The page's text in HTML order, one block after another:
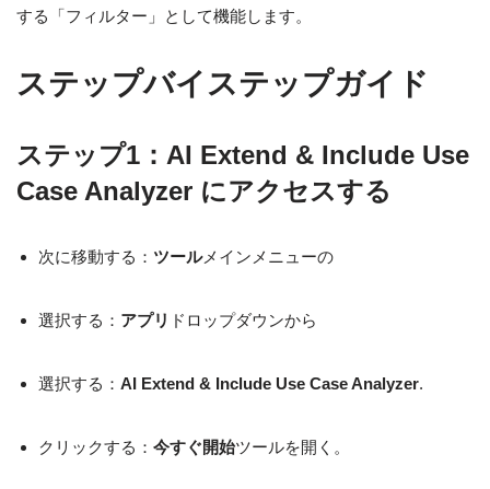
する「フィルター」として機能します。
ステップバイステップガイド
ステップ1：AI Extend & Include Use
Case Analyzer にアクセスする
次に移動する： ツールメインメニューの
選択する： アプリ ドロップダウンから
選択する： AI Extend & Include Use Case Analyzer.
クリックする： 今すぐ開始ツールを開く。